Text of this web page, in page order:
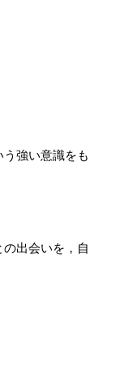
強い意識をも
出会いを，自